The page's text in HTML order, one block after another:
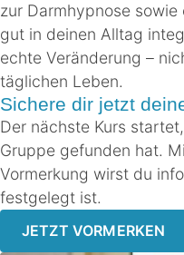
zur Darmhypnose
gut in deinen Alltag
echte Veränderung –
täglichen Leben.
Sichere dir jetzt
Der nächste Kurs
Gruppe gefunden hat.
Vormerkung wirst du
festgelegt ist.
JETZT VORMERKEN